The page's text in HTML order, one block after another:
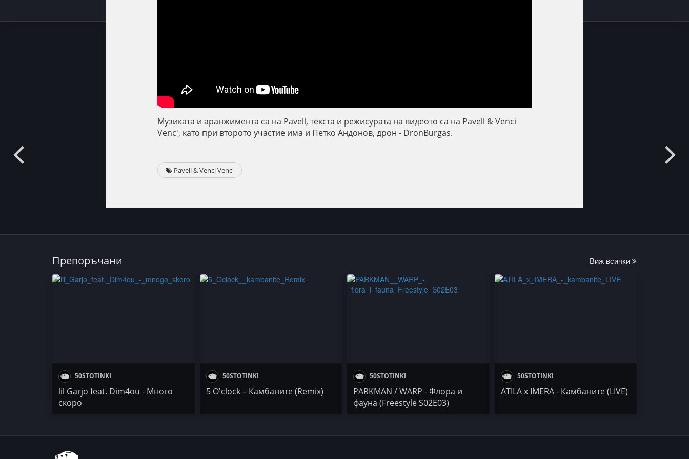
Музиката и аранжимента са на Pavell, текста и режисурата на видеото са на Pavell & Venci
Venc', като при второто участие има и Петко Андонов, дрон - DronBurgas.
Pavell & Venci Venc'
Препоръчани Виж всички
50STOTINKI
lil Garjo feat. Dim4ou - Много
скоро
50STOTINKI
5 O'clock – Камбаните (Remix)
50STOTINKI
PARKMAN / WARP - Флора и
фауна (Freestyle S02E03)
50STOTINKI
ATILA x IMERA - Камбаните (LIVE)